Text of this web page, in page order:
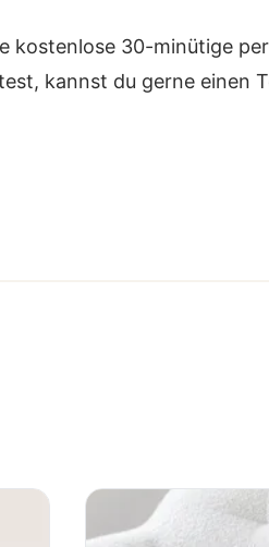
kostenlose 30-minütige
kannst du gerne einen